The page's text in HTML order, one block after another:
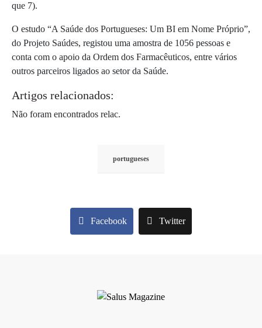
que 7).
O estudo “A Saúde dos Portugueses: Um BI em Nome Próprio”,
do Projeto Saúdes, registou uma amostra de 1056 pessoas e
conta com o apoio da Ordem dos Farmacêuticos, entre vários
outros parceiros ligados ao setor da Saúde.
Artigos relacionados:
Não foram encontrados relac.
portugueses
Facebook Twitter